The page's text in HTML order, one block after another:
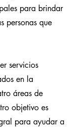
para brindar
personas que
servicios
en la
áreas de
objetivo es
para ayudar a